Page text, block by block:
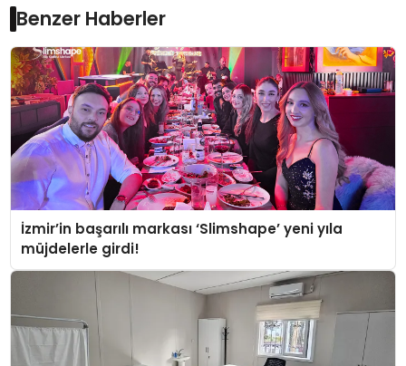
Benzer Haberler
İzmir’in başarılı markası ‘Slimshape’ yeni yıla
müjdelerle girdi!